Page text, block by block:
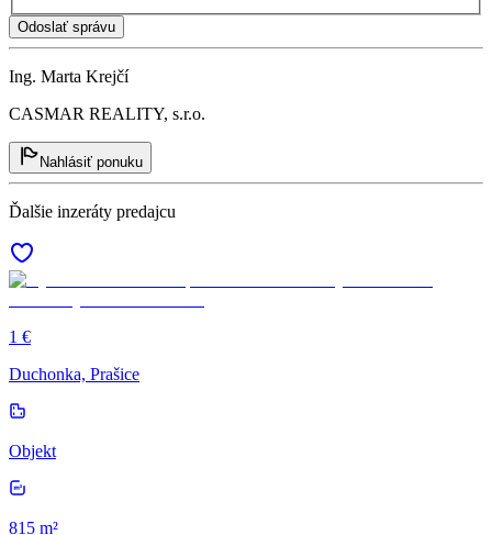
Odoslať správu
Ing. Marta Krejčí
CASMAR REALITY, s.r.o.
Nahlásiť ponuku
Ďalšie inzeráty predajcu
1 €
Duchonka, Prašice
Objekt
815 m²